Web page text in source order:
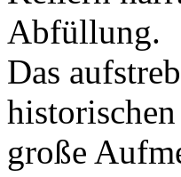
Abfüllung.
Das
große